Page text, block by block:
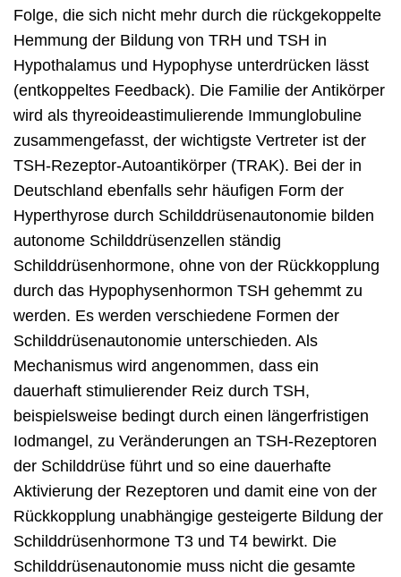
Folge, die sich nicht mehr durch die rückgekoppelte
Hemmung der Bildung von TRH und TSH in
Hypothalamus und Hypophyse unterdrücken lässt
(entkoppeltes Feedback). Die Familie der Antikörper
wird als thyreoideastimulierende Immunglobuline
zusammengefasst, der wichtigste Vertreter ist der
TSH-Rezeptor-Autoantikörper (TRAK). Bei der in
Deutschland ebenfalls sehr häufigen Form der
Hyperthyrose durch Schilddrüsenautonomie bilden
autonome Schilddrüsenzellen ständig
Schilddrüsenhormone, ohne von der Rückkopplung
durch das Hypophysenhormon TSH gehemmt zu
werden. Es werden verschiedene Formen der
Schilddrüsenautonomie unterschieden. Als
Mechanismus wird angenommen, dass ein
dauerhaft stimulierender Reiz durch TSH,
beispielsweise bedingt durch einen längerfristigen
Iodmangel, zu Veränderungen an TSH-Rezeptoren
der Schilddrüse führt und so eine dauerhafte
Aktivierung der Rezeptoren und damit eine von der
Rückkopplung unabhängige gesteigerte Bildung der
Schilddrüsenhormone T3 und T4 bewirkt. Die
Schilddrüsenautonomie muss nicht die gesamte